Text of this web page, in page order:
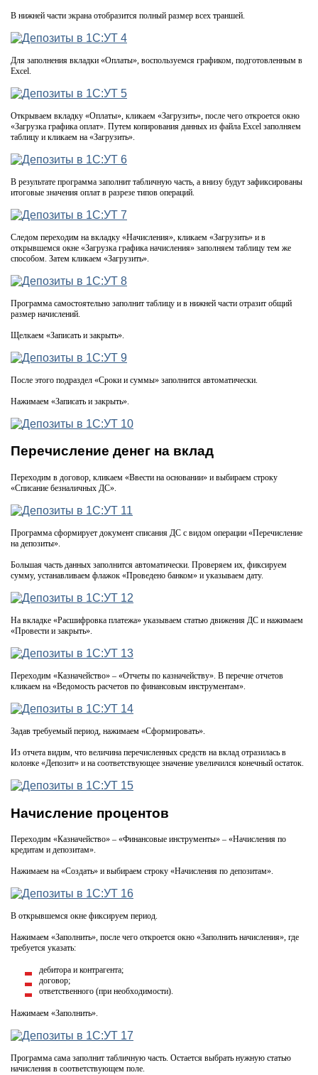
В нижней части экрана отобразится полный размер всех траншей.
Для заполнения вкладки «Оплаты», воспользуемся графиком, подготовленным в
Excel.
Открываем вкладку «Оплаты», кликаем «Загрузить», после чего откроется окно
«Загрузка графика оплат». Путем копирования данных из файла Excel заполняем
таблицу и кликаем на «Загрузить».
В результате программа заполнит табличную часть, а внизу будут зафиксированы
итоговые значения оплат в разрезе типов операций.
Следом переходим на вкладку «Начисления», кликаем «Загрузить» и в
открывшемся окне «Загрузка графика начисления» заполняем таблицу тем же
способом. Затем кликаем «Загрузить».
Программа самостоятельно заполнит таблицу и в нижней части отразит общий
размер начислений.
Щелкаем «Записать и закрыть».
После этого подраздел «Сроки и суммы» заполнится автоматически.
Нажимаем «Записать и закрыть».
Перечисление денег на вклад
Переходим в договор, кликаем «Ввести на основании» и выбираем строку
«Списание безналичных ДС».
Программа сформирует документ списания ДС с видом операции «Перечисление
на депозиты».
Большая часть данных заполнится автоматически. Проверяем их, фиксируем
сумму, устанавливаем флажок «Проведено банком» и указываем дату.
На вкладке «Расшифровка платежа» указываем статью движения ДС и нажимаем
«Провести и закрыть».
Переходим «Казначейство» – «Отчеты по казначейству». В перечне отчетов
кликаем на «Ведомость расчетов по финансовым инструментам».
Задав требуемый период, нажимаем «Сформировать».
Из отчета видим, что величина перечисленных средств на вклад отразилась в
колонке «Депозит» и на соответствующее значение увеличился конечный остаток.
Начисление процентов
Переходим «Казначейство» – «Финансовые инструменты» – «Начисления по
кредитам и депозитам».
Нажимаем на «Создать» и выбираем строку «Начисления по депозитам».
В открывшемся окне фиксируем период.
Нажимаем «Заполнить», после чего откроется окно «Заполнить начисления», где
требуется указать:
дебитора и контрагента;
договор;
ответственного (при необходимости).
Нажимаем «Заполнить».
Программа сама заполнит табличную часть. Остается выбрать нужную статью
начисления в соответствующем поле.